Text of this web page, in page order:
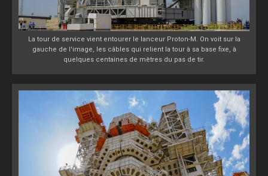
La tour de service vient entourer le lanceur Proton-M. On voit sur la
gauche de l'image, les câbles qui relient la tour à sa base fixe, à
quelques centaines de mètres du pas de tir.